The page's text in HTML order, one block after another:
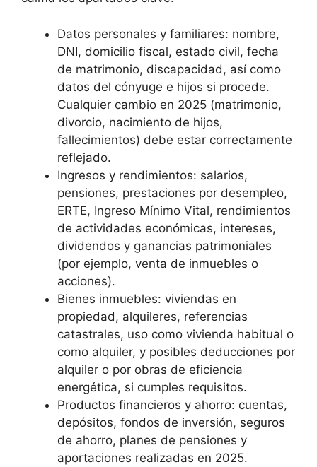
Datos personales y familiares: nombre,
DNI, domicilio fiscal, estado civil, fecha
de matrimonio, discapacidad, así como
datos del cónyuge e hijos si procede.
Cualquier cambio en 2025 (matrimonio,
divorcio, nacimiento de hijos,
fallecimientos) debe estar correctamente
reflejado.
Ingresos y rendimientos: salarios,
pensiones, prestaciones por desempleo,
ERTE, Ingreso Mínimo Vital, rendimientos
de actividades económicas, intereses,
dividendos y ganancias patrimoniales
(por ejemplo, venta de inmuebles o
acciones).
Bienes inmuebles: viviendas en
propiedad, alquileres, referencias
catastrales, uso como vivienda habitual o
como alquiler, y posibles deducciones por
alquiler o por obras de eficiencia
energética, si cumples requisitos.
Productos financieros y ahorro: cuentas,
depósitos, fondos de inversión, seguros
de ahorro, planes de pensiones y
aportaciones realizadas en 2025.